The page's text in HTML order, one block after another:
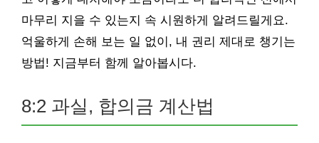
마무리 지을 수 있는지 속 시원하게 알려드릴게요.
억울하게 손해 보는 일 없이, 내 권리 제대로 챙기는
방법! 지금부터 함께 알아봅시다.
8:2 과실, 합의금 계산법